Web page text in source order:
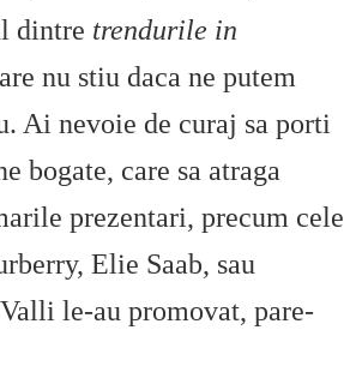
dintre trendurile in
nu stiu daca ne putem
Ai nevoie de curaj sa porti
bogate, care sa atraga
prezentari, precum cele
Elie Saab, sau
le-au promovat, pare-